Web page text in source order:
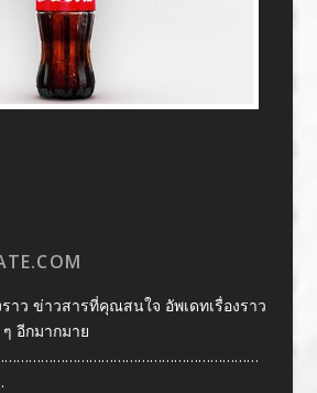
าว ข่าวสารที่คุณสนใจ อัพเดทเรื่องราว
อีกมากมาย